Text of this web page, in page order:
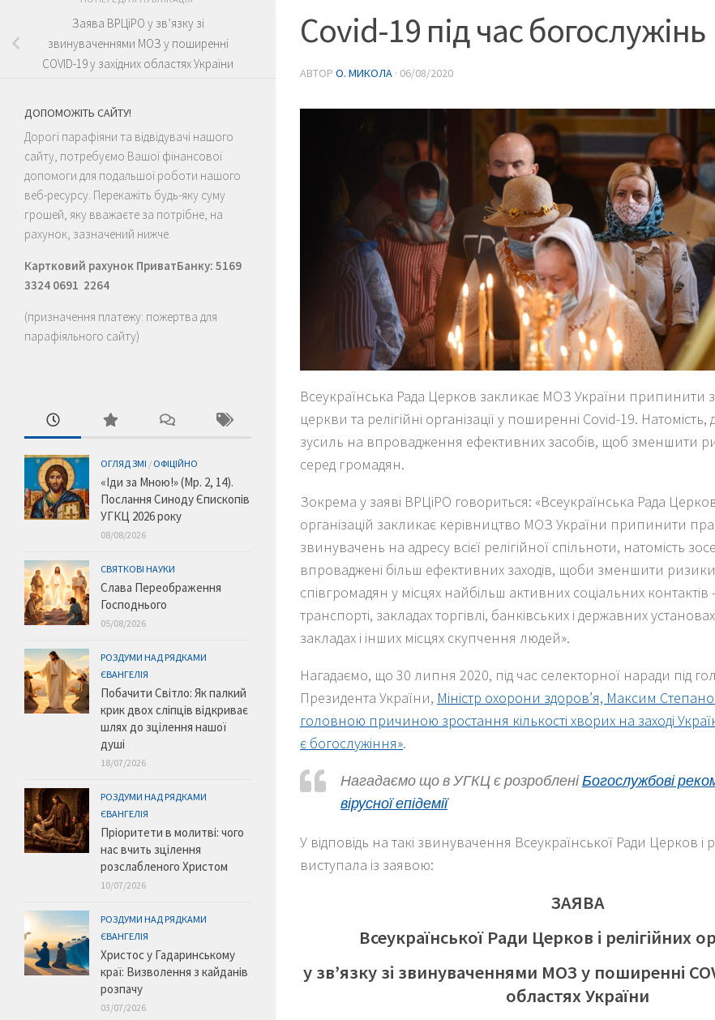
Covid-19 під час богослужінь
АВТОР О. МИКОЛА · 06/08/2020
Всеукраїнська Рада Церков закликає МОЗ України припинити
церкви та релігійні організації у поширенні Covid-19.
зусиль на впровадження ефективних засобів, щоб зменшити
серед громадян.
Зокрема у заяві ВРЦіРО говориться: «Всеукраїнська Рада Церков
організацій закликає керівництво МОЗ України припинити
звинувачень на адресу всієї релігійної спільноти, натомість
впроваджені більш ефективних заходів, щоби зменшити
співгромадян у місцях найбільш активних соціальних
транспорті, закладах торгівлі, банківських і державних
закладах і інших місцях скупчення людей».
Нагадаємо, що 30 липня 2020, під час селекторної наради під
Президента України, Міністр охорони здоров’я, Максим
головною причиною зростання кількості хворих на заході
є богослужіння».
Нагадаємо що в УГКЦ є розробленіБогослужбові
вірусної епідемії
У відповідь на такі звинувачення Всеукраїнської Ради Церков і
виступала із заявою:
ЗАЯВА
Всеукраїнської Ради Церков і релігійних
у зв’язку зі звинуваченнями МОЗ у поширенні
областях України
Заява ВРЦіРО у зв’язку зі
звинуваченнями МОЗ у поширенні
COVID-19 у західних областях України
ДОПОМОЖІТЬ САЙТУ!
Дорогі парафіяни та відвідувачі нашого
сайту, потребуємо Вашої фінансової
допомоги для подальшої роботи нашого
веб-ресурсу. Перекажіть будь-яку суму
грошей, яку вважаєте за потрібне, на
рахунок, зазначений нижче.
Картковий рахунок ПриватБанку: 5169
3324 0691 2264
(призначення платежу: пожертва для
парафіяльного сайту)
ОГЛЯД ЗМІ / ОФІЦІЙНО
«Іди за Мною!» (Мр. 2, 14).
Послання Синоду Єпископів
УГКЦ 2026 року
08/08/2026
СВЯТКОВІ НАУКИ
Слава Переображення
Господнього
05/08/2026
РОЗДУМИ НАД РЯДКАМИ
ЄВАНГЕЛІЯ
Побачити Світло: Як палкий
крик двох сліпців відкриває
шлях до зцілення нашої
душі
18/07/2026
РОЗДУМИ НАД РЯДКАМИ
ЄВАНГЕЛІЯ
Пріоритети в молитві: чого
нас вчить зцілення
розслабленого Христом
10/07/2026
РОЗДУМИ НАД РЯДКАМИ
ЄВАНГЕЛІЯ
Христос у Гадаринському
краї: Визволення з кайданів
розпачу
03/07/2026